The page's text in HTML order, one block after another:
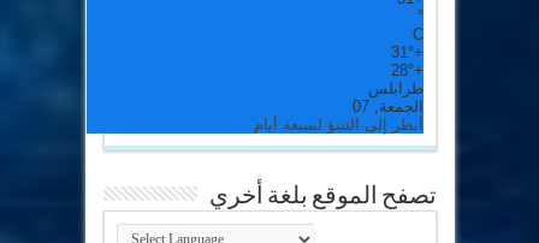
°
C
+
31°
+
28°
طرابلس
الجمعة, 07
أنظر إلى التنبؤ لسبعة أيام
تصفح الموقع بلغة أخري